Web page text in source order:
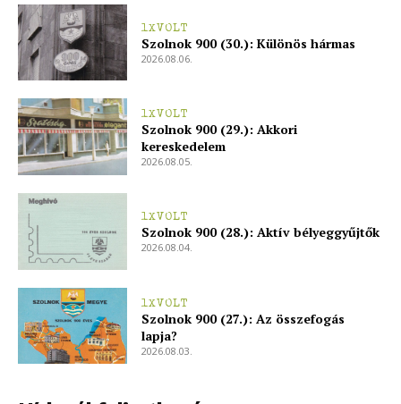
1XVOLT
Szolnok 900 (30.): Különös hármas
2026.08.06.
1XVOLT
Szolnok 900 (29.): Akkori
kereskedelem
2026.08.05.
1XVOLT
Szolnok 900 (28.): Aktív bélyeggyűjtők
2026.08.04.
1XVOLT
Szolnok 900 (27.): Az összefogás
lapja?
2026.08.03.